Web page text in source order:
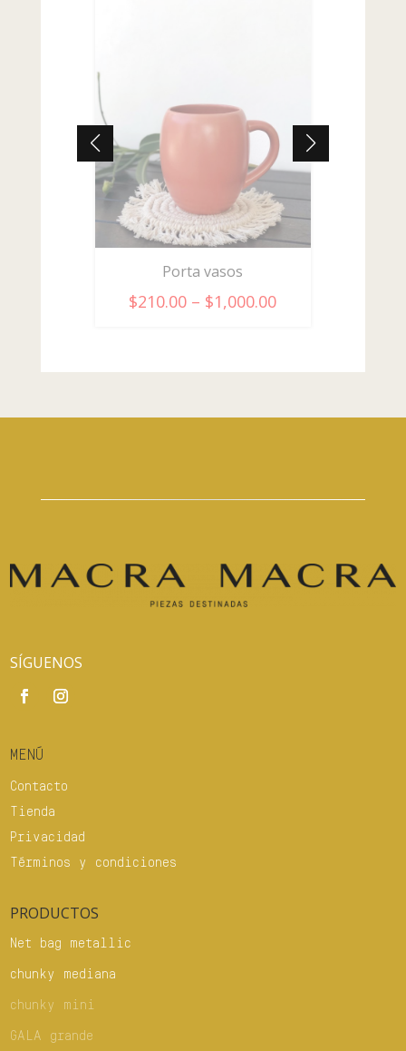
Porta vasos
$210.00 – $1,000.00
SÍGUENOS
MENÚ
Contacto
Tienda
Privacidad
Términos y condiciones
PRODUCTOS
Net bag metallic
chunky mediana
chunky mini
GALA grande